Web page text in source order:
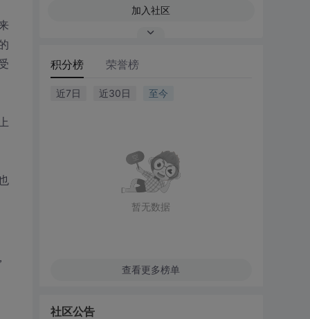
加入社区
积分榜 荣誉榜
近7日 近30日 至今
暂无数据
查看更多榜单
社区公告